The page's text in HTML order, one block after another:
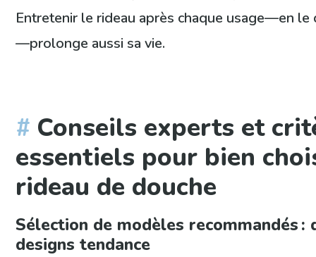
Entretenir le rideau après chaque usage—en
—prolonge aussi sa vie.
Conseils experts et
essentiels pour bien
rideau de douche
Sélection de modèles recommandés
designs tendance